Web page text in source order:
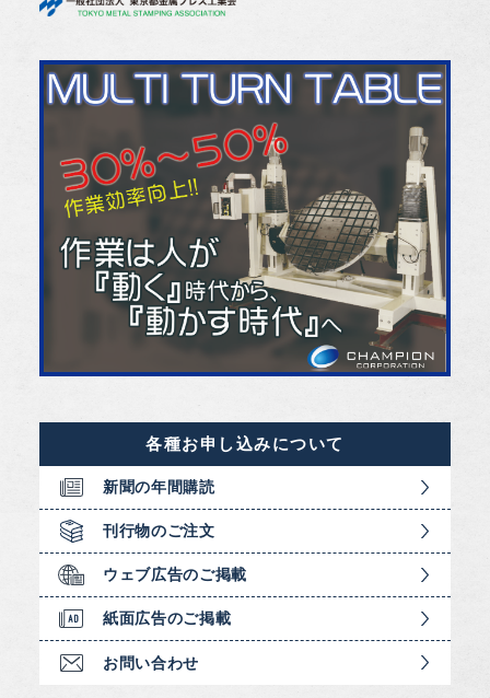
各種お申し込みについて
新聞の年間購読
刊行物のご注文
ウェブ広告のご掲載
紙面広告のご掲載
お問い合わせ